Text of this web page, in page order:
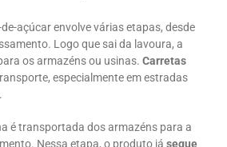
açúcar envolve várias etapas, desde
Logo que sai da lavoura, a
os armazéns ou usinas. Carretas
especialmente em estradas
é transportada dos armazéns para a
Nessa etapa, o produto já segue